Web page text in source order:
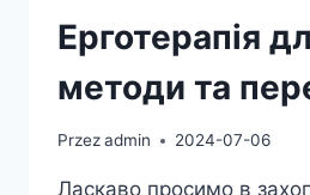
Ерготерапія
методи та
Przezadmin 2024-07-06
Ласкаво просимо в